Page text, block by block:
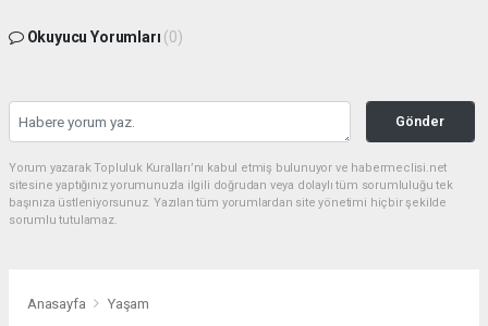
Okuyucu Yorumları (0)
Gönder
Yorum yazarak Topluluk Kuralları’nı kabul etmiş bulunuyor ve habermeclisi.net
sitesine yaptığınız yorumunuzla ilgili doğrudan veya dolaylı tüm sorumluluğu tek
başınıza üstleniyorsunuz. Yazılan tüm yorumlardan site yönetimi hiçbir şekilde
sorumlu tutulamaz.
Anasayfa Yaşam